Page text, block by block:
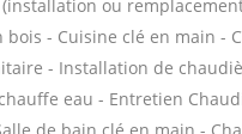
ou
bois - Cuisine clé en main -
- Installation de
eau - Entretien